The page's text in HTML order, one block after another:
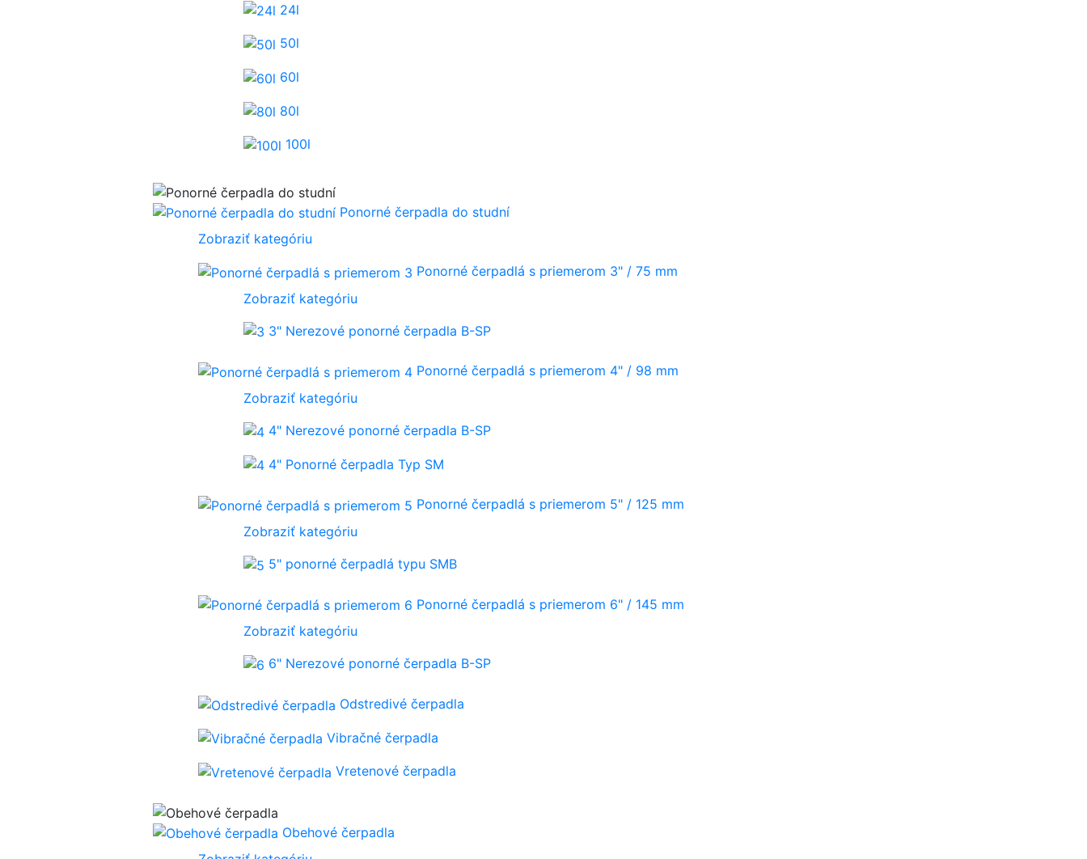
24l
50l
60l
80l
100l
Ponorné čerpadla do studní
Zobraziť kategóriu
Ponorné čerpadlá s priemerom 3" / 75 mm
Zobraziť kategóriu
3" Nerezové ponorné čerpadla B-SP
Ponorné čerpadlá s priemerom 4" / 98 mm
Zobraziť kategóriu
4" Nerezové ponorné čerpadla B-SP
4" Ponorné čerpadla Typ SM
Ponorné čerpadlá s priemerom 5" / 125 mm
Zobraziť kategóriu
5" ponorné čerpadlá typu SMB
Ponorné čerpadlá s priemerom 6" / 145 mm
Zobraziť kategóriu
6" Nerezové ponorné čerpadla B-SP
Odstredivé čerpadla
Vibračné čerpadla
Vretenové čerpadla
Obehové čerpadla